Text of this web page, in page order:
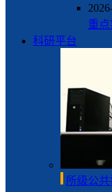
重
科研平台
所级公